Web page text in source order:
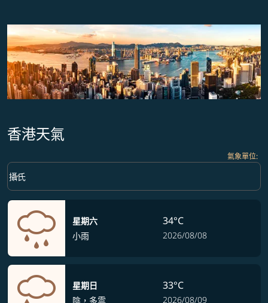
香港天氣
氣象單位:
Weather unit option 攝氏 Selected
攝氏
keyboard_arrow_down
星期六
小雨
34°C
2026/08/08
星期日
陰，多雲
33°C
2026/08/09